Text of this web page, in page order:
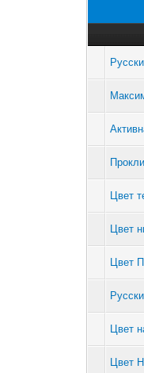
Цвет
Цвет
Цвет
Цвет
Цвет